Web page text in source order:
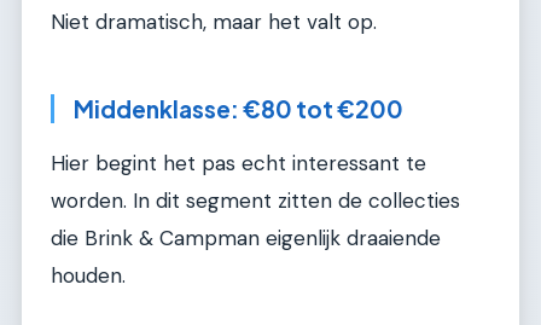
Niet dramatisch, maar het valt op.
Middenklasse: €80 tot €200
Hier begint het pas echt interessant te
worden. In dit segment zitten de collecties
die Brink & Campman eigenlijk draaiende
houden.